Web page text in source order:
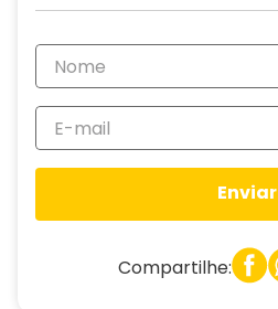
Enviar
Compartilhe: